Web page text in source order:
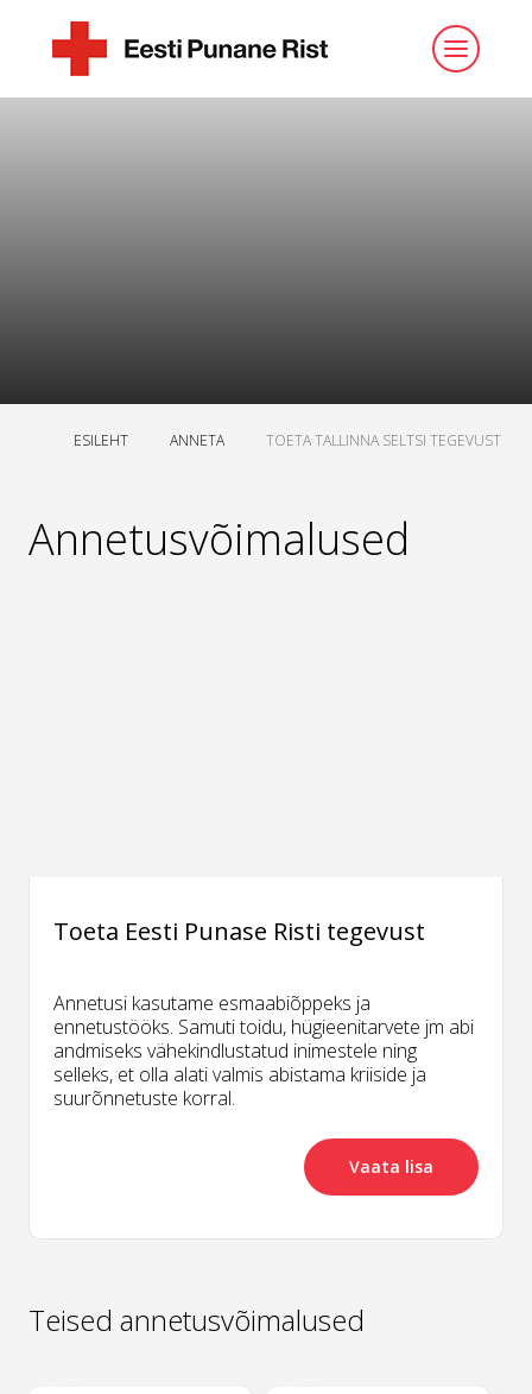
ESILEHT ANNETA TOETA TALLINNA SELTSI TEGEVUST
Annetusvõimalused
Toeta Eesti Punase Risti tegevust
Annetusi kasutame esmaabiõppeks ja
ennetustööks. Samuti toidu, hügieenitarvete jm abi
andmiseks vähekindlustatud inimestele ning
selleks, et olla alati valmis abistama kriiside ja
suurõnnetuste korral.
Vaata lisa
Teised annetusvõimalused